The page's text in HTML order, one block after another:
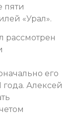
пяти
«Урал».
рассмотрен
его
года. Алексей